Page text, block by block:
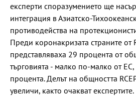
експерти споразумението ще
интеграция в Азиатско-
противодейства на
Преди коронакризата страните от
представляваха 29 процента от
търговията - малко по-малко от
процента. Делът на общността
увеличи, както очакват експертите.